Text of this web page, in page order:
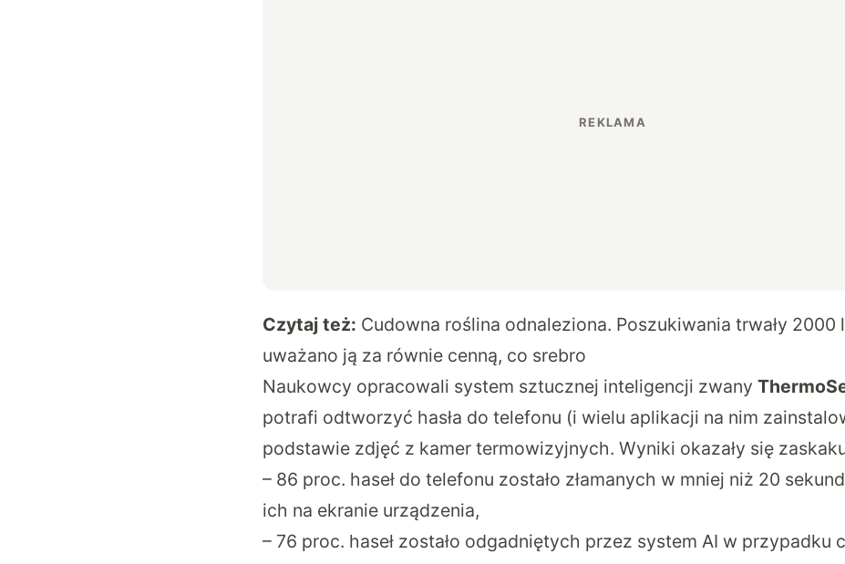
Czytaj też: Cudowna roślina odnaleziona. Poszukiwania trwały 2000
uważano ją za równie cenną, co srebro
Naukowcy opracowali system sztucznej inteligencji zwany
potrafi odtworzyć hasła do telefonu (i wielu aplikacji na nim
podstawie zdjęć z kamer termowizyjnych. Wyniki okazały się
– 86 proc. haseł do telefonu zostało złamanych w mniej niż 20
ich na ekranie urządzenia,
– 76 proc. haseł zostało odgadniętych przez system AI w przypadku